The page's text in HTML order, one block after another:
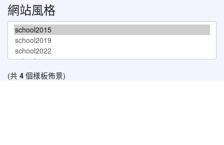
網站風格
(共 4個樣板佈景)